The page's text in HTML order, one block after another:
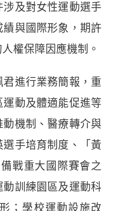
及對女性運動選手
與國際形象，期許
權保障因應機制。
進行業務簡報，重
動及體適能促進等
機制、醫療轉介與
手培育制度、「黃
戰重大國際賽會之
訓練園區及運動科
；學校運動設施改